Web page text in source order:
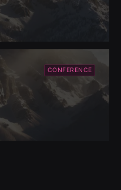
CONFERENCE